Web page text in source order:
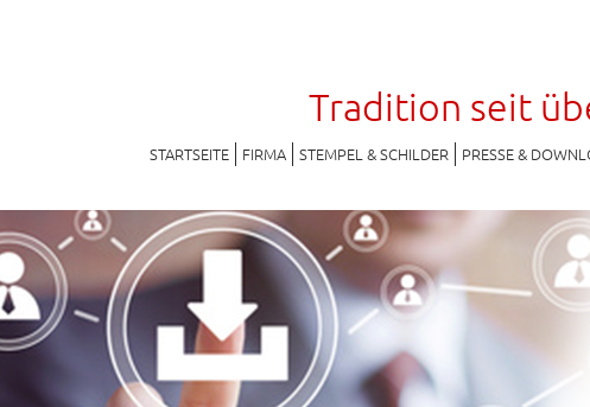
Tradition seit
STARTSEITE FIRMA STEMPEL & SCHILDER PRESSE &